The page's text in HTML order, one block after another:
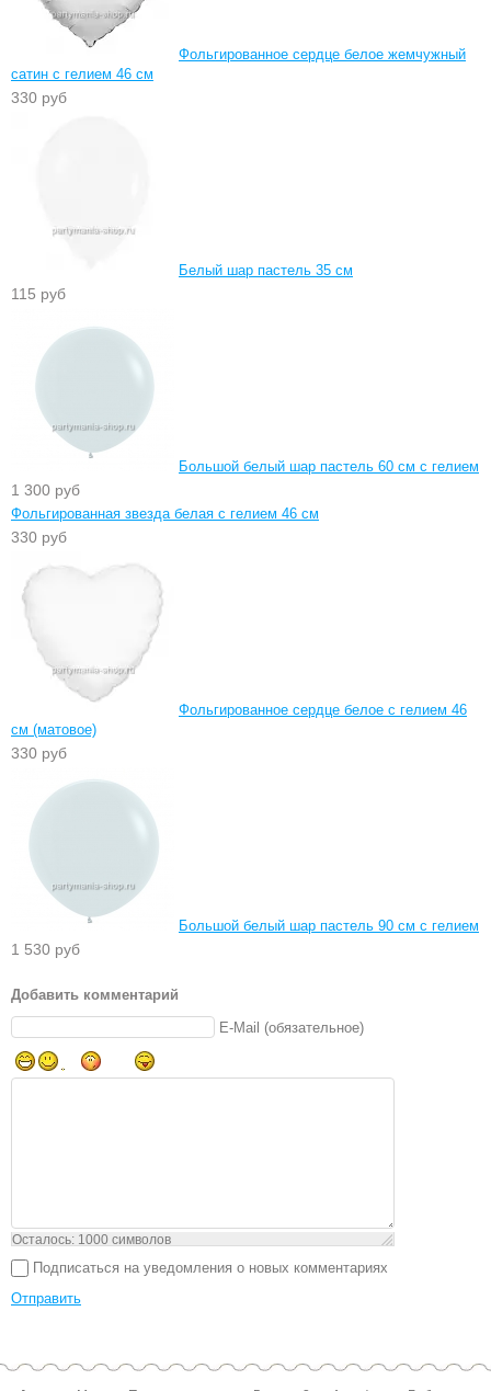
Фольгированное сердце белое жемчужный
сатин с гелием 46 см
330 руб
Белый шар пастель 35 см
115 руб
Большой белый шар пастель 60 см с гелием
1 300 руб
Фольгированная звезда белая с гелием 46 см
330 руб
Фольгированное сердце белое с гелием 46
см (матовое)
330 руб
Большой белый шар пастель 90 см с гелием
1 530 руб
Добавить комментарий
E-Mail (обязательное)
Осталось: 1000 символов
Подписаться на уведомления о новых комментариях
Отправить